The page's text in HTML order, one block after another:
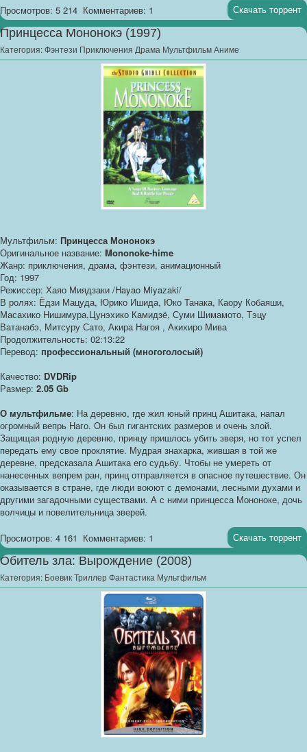
Просмотров: 5 214 Комментариев: 1 Скачать торрент
Принцесса Мононокэ (1997)
Категория:Фэнтези Приключения Драма Мультфильм Аниме
Мультфильм: Принцесса Мононокэ
Оригинальное название: Mononoke-hime
Жанр: приключения, драма, фэнтези, анимационный
Год: 1997
Режиссер: Хаяо Миядзаки /Hayao Miyazaki/
В ролях: Ёдзи Мацуда, Юрико Ишида, Юко Танака, Каору Кобаяши,
Масахико Нишимура,Цунэхико Камидзё, Суми Шимамото, Тэцу
Ватанабэ, Митсуру Сато, Акира Нагоя , Акихиро Мива
Продолжительность: 02:13:22
Перевод: профессиональный (многоголосый)
Качество: DVDRip
Размер: 2.05 Gb
О мультфильме: На деревню, где жил юный принц Ашитака, напал
огромный вепрь Наго. Он был гигантских размеров и очень злой.
Защищая родную деревню, принцу пришлось убить зверя, но тот успел
передать ему свое проклятие. Мудрая знахарка, жившая в той же
деревне, предсказала Ашитака его судьбу. Чтобы не умереть от
нанесенных вепрем ран, принц отправляется в опасное путешествие. Он
оказывается в стране, где люди воюют с демонами, лесными духами и
другими загадочными существами. А с ними принцесса Мононоке, дочь
волчицы и повелительница зверей.
Просмотров: 4 161 Комментариев: 1 Скачать торрент
Обитель зла: Вырождение (2008)
Категория: Боевик Триллер Фантастика Мультфильм